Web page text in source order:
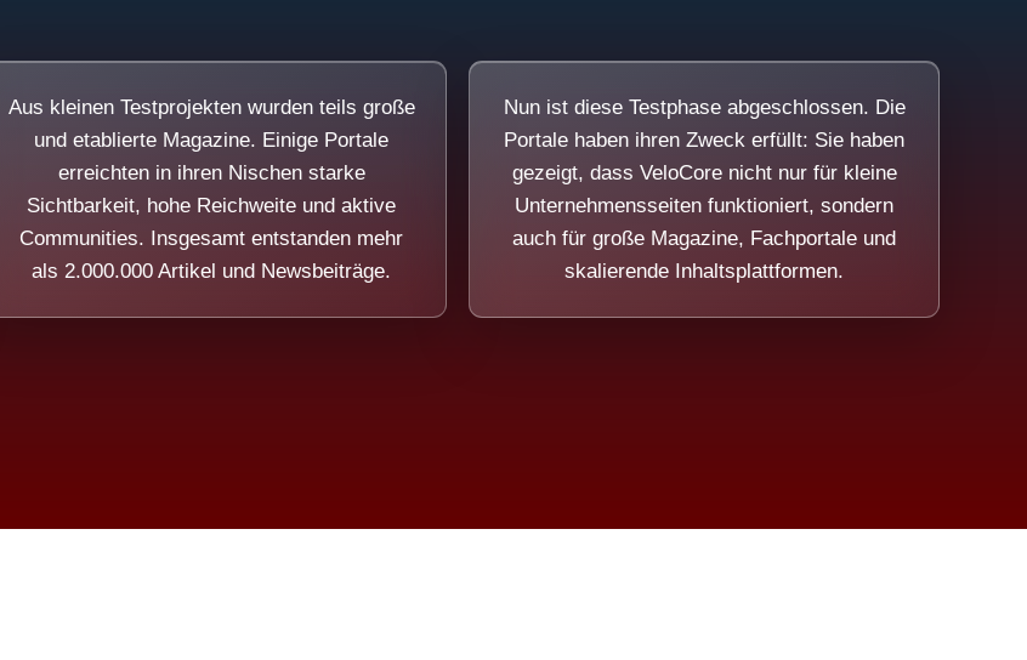
Aus kleinen Testprojekten wurden teils große
und etablierte Magazine. Einige Portale
erreichten in ihren Nischen starke
Sichtbarkeit, hohe Reichweite und aktive
Communities. Insgesamt entstanden mehr
als 2.000.000 Artikel und Newsbeiträge.
Nun ist diese Testphase abgeschlossen. Die
Portale haben ihren Zweck erfüllt: Sie haben
gezeigt, dass VeloCore nicht nur für kleine
Unternehmensseiten funktioniert, sondern
auch für große Magazine, Fachportale und
skalierende Inhaltsplattformen.